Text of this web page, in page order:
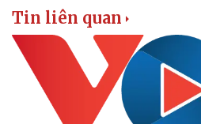
Tin liên quan